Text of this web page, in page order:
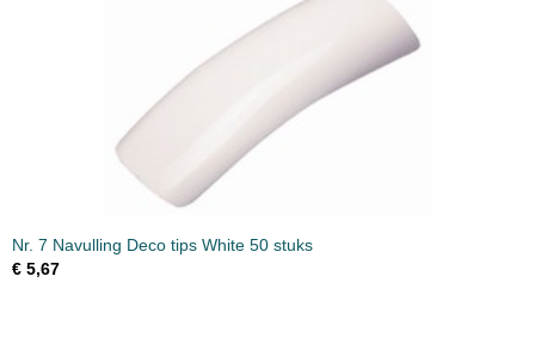
Nr. 7 Navulling Deco tips White 50 stuks
€ 5,67